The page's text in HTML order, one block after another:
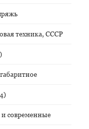
техника, СССР
современные